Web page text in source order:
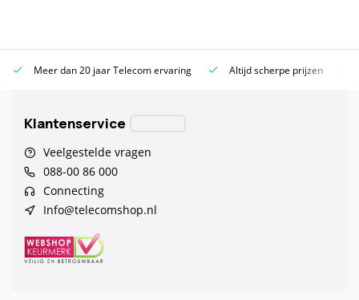
Meer dan 20 jaar Telecom ervaring Altijd scherpe prijzen
Klantenservice
Veelgestelde vragen
088-00 86 000
Connecting
Info@telecomshop.nl